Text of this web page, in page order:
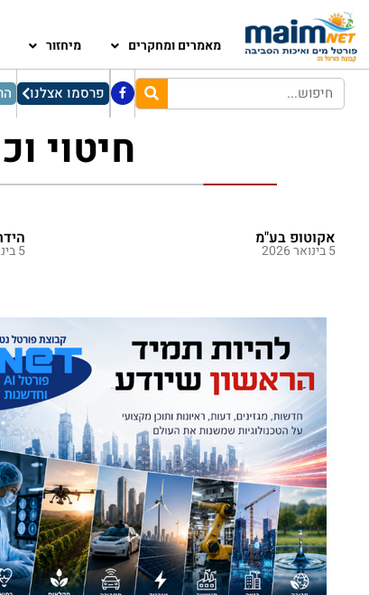
מאמרים ומחקרים מיחזור
פרסמו אצלנו
חיטוי
אקוטופ בע"מ
5 בינואר 2026 5 בינואר 2026